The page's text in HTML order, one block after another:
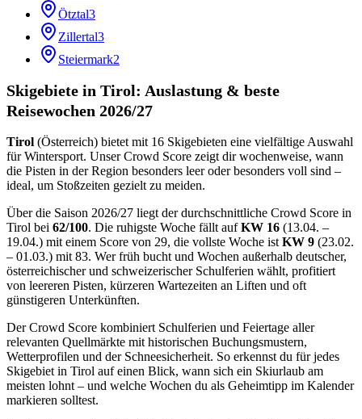
Ötztal3
Zillertal3
Steiermark2
Skigebiete in Tirol: Auslastung & beste
Reisewochen 2026/27
Tirol (Österreich) bietet mit 16 Skigebieten eine vielfältige Auswahl
für Wintersport. Unser Crowd Score zeigt dir wochenweise, wann
die Pisten in der Region besonders leer oder besonders voll sind –
ideal, um Stoßzeiten gezielt zu meiden.
Über die Saison 2026/27 liegt der durchschnittliche Crowd Score in
Tirol bei 62/100. Die ruhigste Woche fällt auf KW 16 (13.04. –
19.04.) mit einem Score von 29, die vollste Woche ist KW 9 (23.02.
– 01.03.) mit 83. Wer früh bucht und Wochen außerhalb deutscher,
österreichischer und schweizerischer Schulferien wählt, profitiert
von leereren Pisten, kürzeren Wartezeiten an Liften und oft
günstigeren Unterkünften.
Der Crowd Score kombiniert Schulferien und Feiertage aller
relevanten Quellmärkte mit historischen Buchungsmustern,
Wetterprofilen und der Schneesicherheit. So erkennst du für jedes
Skigebiet in Tirol auf einen Blick, wann sich ein Skiurlaub am
meisten lohnt – und welche Wochen du als Geheimtipp im Kalender
markieren solltest.